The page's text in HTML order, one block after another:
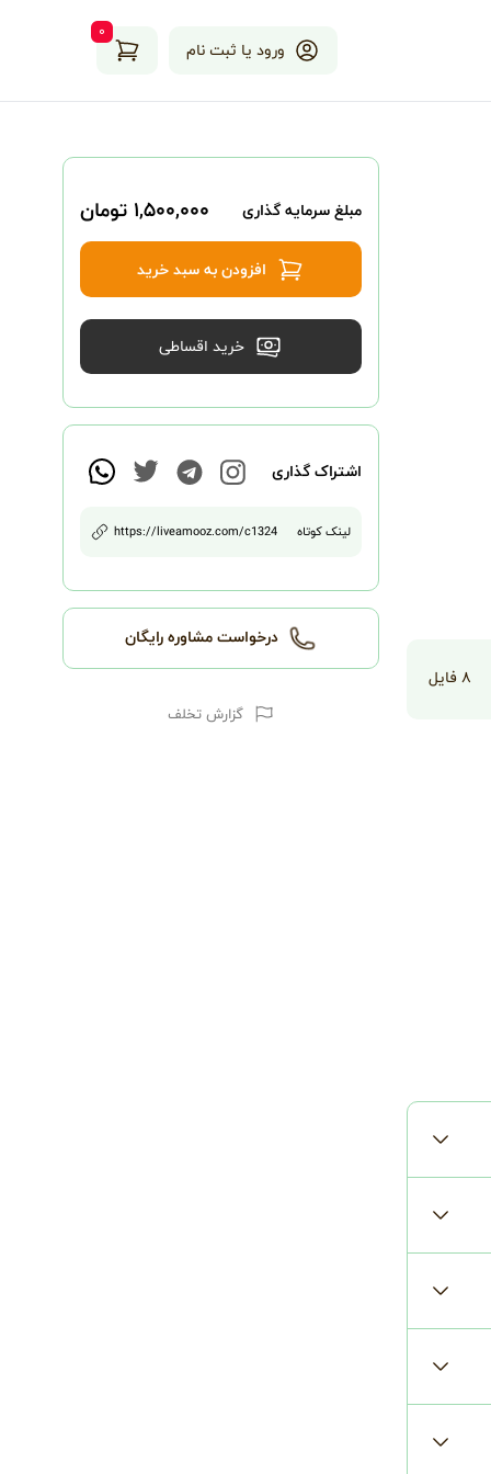
ورود یا ثبت نام
۰
۸فایل
مبلغ سرمایه گذاری ۱,۵۰۰,۰۰۰ تومان
افزودن به سبد خرید
خرید اقساطی
اشتراک گذاری
لینک کوتاه https://liveamooz.com/c1324
درخواست مشاوره رایگان
گزارش تخلف